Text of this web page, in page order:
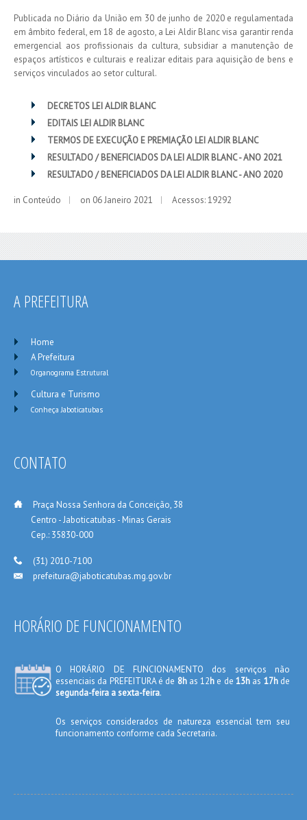
Publicada no Diário da União em 30 de junho de 2020 e regulamentada
em âmbito federal, em 18 de agosto, a Lei Aldir Blanc visa garantir renda
emergencial aos profissionais da cultura, subsidiar a manutenção de
espaços artísticos e culturais e realizar editais para aquisição de bens e
serviços vinculados ao setor cultural.
DECRETOS LEI ALDIR BLANC
EDITAIS LEI ALDIR BLANC
TERMOS DE EXECUÇÃO E PREMIAÇÃO LEI ALDIR BLANC
RESULTADO / BENEFICIADOS DA LEI ALDIR BLANC - ANO 2021
RESULTADO / BENEFICIADOS DA LEI ALDIR BLANC - ANO 2020
in Conteúdo on 06 Janeiro 2021 Acessos: 19292
A PREFEITURA
Home
A Prefeitura
Organograma Estrutural
Cultura e Turismo
Conheça Jaboticatubas
CONTATO
Praça Nossa Senhora da Conceição, 38
Centro - Jaboticatubas - Minas Gerais
Cep.: 35830-000
(31) 2010-7100
prefeitura@jaboticatubas.mg.gov.br
HORÁRIO DE FUNCIONAMENTO
O HORÁRIO DE FUNCIONAMENTO dos serviços não
essenciais da PREFEITURA é de 8has 12h e de 13h as 17hde
segunda-feira a sexta-feira.
Os serviços considerados de natureza essencial tem seu
funcionamento conforme cada Secretaria.